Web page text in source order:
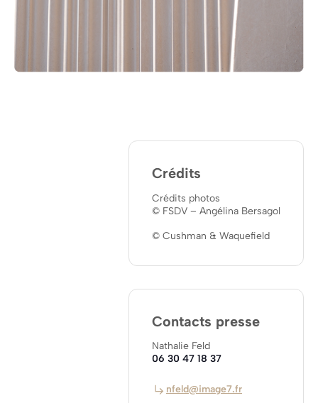
Crédits
Crédits photos
© FSDV – Angélina Bersagol
© Cushman & Waquefield
Contacts presse
Nathalie Feld
06 30 47 18 37
nfeld@image7.fr